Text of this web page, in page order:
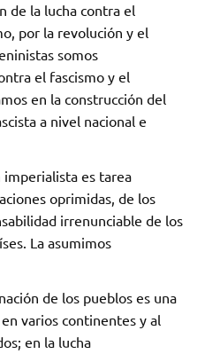
de la lucha contra el
por la revolución y el
somos
el fascismo y el
en la construcción del
a nivel nacional e
imperialista es tarea
oprimidas, de los
irrenunciable de los
La asumimos
de los pueblos es una
varios continentes y al
en la lucha